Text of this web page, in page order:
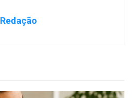
Redação